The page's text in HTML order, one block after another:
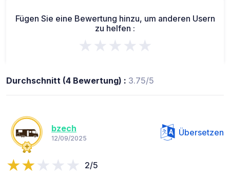
Fügen Sie eine Bewertung hinzu, um anderen Usern
zu helfen :
★★★★★
Durchschnitt (4 Bewertung) : 3.75/5
bzech
12/09/2025
Übersetzen
2/5